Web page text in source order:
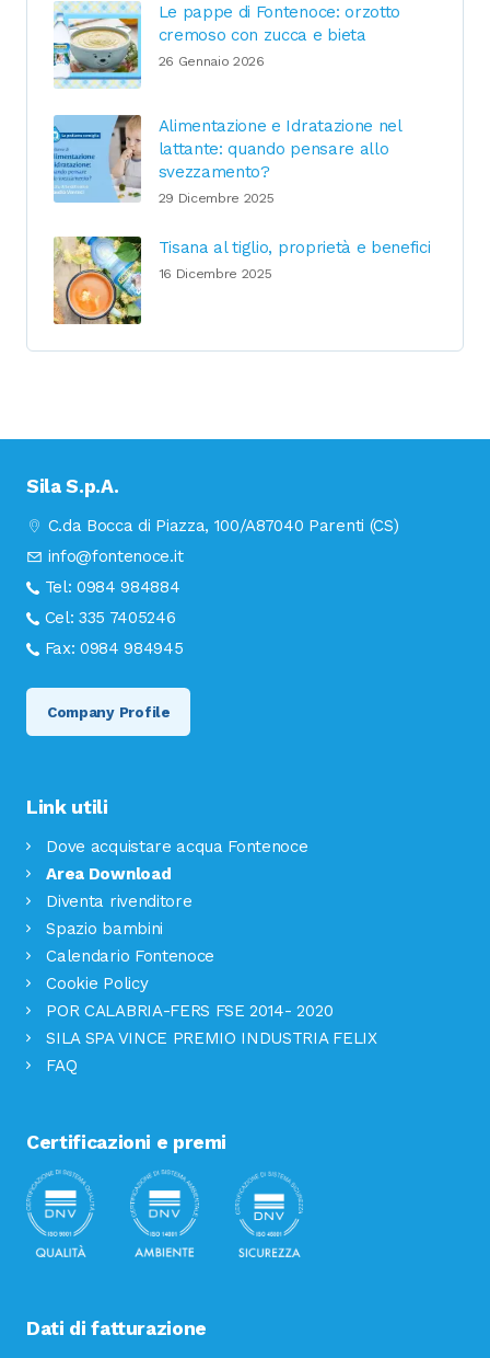
Le pappe di Fontenoce: orzotto
cremoso con zucca e bieta
26 Gennaio 2026
Alimentazione e Idratazione nel
lattante: quando pensare allo
svezzamento?
29 Dicembre 2025
Tisana al tiglio, proprietà e benefici
16 Dicembre 2025
Sila S.p.A.
C.da Bocca di Piazza, 100/A87040 Parenti (CS)
info@fontenoce.it
Tel:0984 984884
Cel:335 7405246
Fax:0984 984945
Company Profile
Link utili
Dove acquistare acqua Fontenoce
Area Download
Diventa rivenditore
Spazio bambini
Calendario Fontenoce
Cookie Policy
POR CALABRIA-FERS FSE 2014- 2020
SILA SPA VINCE PREMIO INDUSTRIA FELIX
FAQ
Certificazioni e premi
Dati di fatturazione